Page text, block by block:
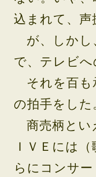
込まれて、
が、しかし
で、テレビ
それを百も
の拍手をした
商売柄とい
ＩＶＥには
らにコンサ